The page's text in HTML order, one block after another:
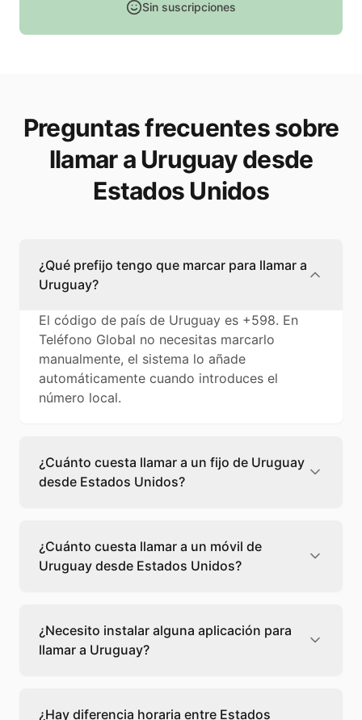
Sin suscripciones
Preguntas frecuentes sobre
llamar a Uruguay desde
Estados Unidos
¿Qué prefijo tengo que marcar para llamar a
Uruguay?
El código de país de Uruguay es +598. En
Teléfono Global no necesitas marcarlo
manualmente, el sistema lo añade
automáticamente cuando introduces el
número local.
¿Cuánto cuesta llamar a un fijo de Uruguay
desde Estados Unidos?
Unidos cuesta 0,15 €/min con Teléfono
Global. Verás el precio exacto antes de
marcar para que sepas qué vas a gastar.
¿Cuánto cuesta llamar a un móvil de
Uruguay desde Estados Unidos?
Unidos cuesta 0,59 €/min con Teléfono
Global. Pagas solo los minutos que hablas, sin
cuotas ni permanencia.
¿Necesito instalar alguna aplicación para
llamar a Uruguay?
desde tu navegador web. Solo necesitas una
¿Hay diferencia horaria entre Estados